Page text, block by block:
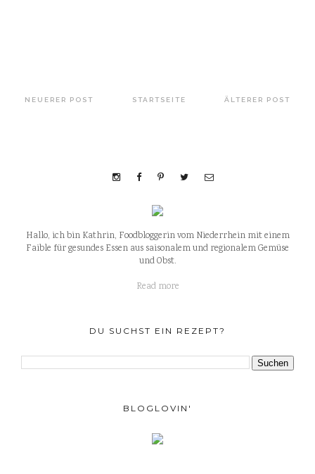
NEUERER POST ÄLTERER POST
STARTSEITE
Hallo, ich bin Kathrin, Foodbloggerin vom Niederrhein mit einem
Faible für gesundes Essen aus saisonalem und regionalem Gemüse
und Obst.
Read more
DU SUCHST EIN REZEPT?
BLOGLOVIN'